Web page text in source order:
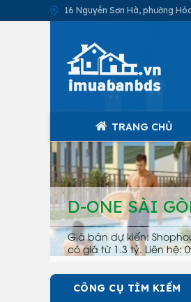
16 Nguyễn Sơn Hà, phường
TRANG CHỦ
D-ONE SÀI
Giá bán dự kiến:
có giá từ 1.3 tỷ. Liên hệ:
CÔNG CỤ TÌM KIẾM